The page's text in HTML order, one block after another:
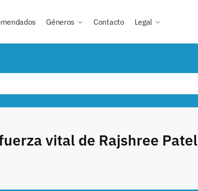
Géneros Contacto Legal
vital de Rajshree Patel